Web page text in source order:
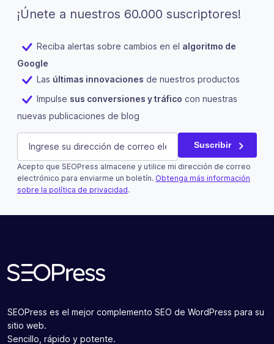
¡Únete a nuestros 60.000 suscriptores!
Reciba alertas sobre cambios en el algoritmo de
Google
Las últimas innovaciones de nuestros productos
Impulse sus conversiones y tráfico con nuestras
nuevas publicaciones de blog
Email
Este campo es un campo de validación y debe quedar
E-mail (Obligatorio) Suscribir
Acepto que SEOPress almacene y utilice mi dirección de correo
electrónico para enviarme un boletín. Obtenga más información
sobre la política de privacidad.
SEOPress es el mejor complemento SEO de WordPress para su
sitio web.
Sencillo, rápido y potente.